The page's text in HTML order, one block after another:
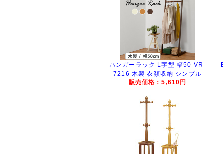
ハンガーラック L字型 幅50 VR-
7216 木製 衣類収納 シンプル
販売価格：5,610円